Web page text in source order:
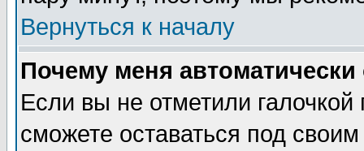
Вернуться к началу
Почему меня автоматически
Если вы не отметили галочкой
сможете оставаться под